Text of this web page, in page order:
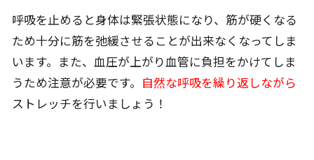
呼吸を止めると身体は緊張状態になり、筋が硬くなる
ため十分に筋を弛緩させることが出来なくなってしま
います。また、血圧が上がり血管に負担をかけてしま
うため注意が必要です。 自然な呼吸を繰り返しながら
ストレッチを行いましょう！